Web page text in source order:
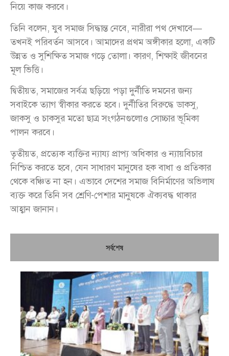
নিয়ে কাজ করবে।
তিনি বলেন, যুব সমাজ সিদ্ধান্ত নেবে, নারীরা পথ দেখাবে—
তখনই পরিবর্তন আসবে। আমাদের প্রথম অঙ্গীকার হলো, একটি
উন্নত ও সুশিক্ষিত সমাজ গড়ে তোলা। কারণ, শিক্ষাই জীবনের
মূল ভিত্তি।
দ্বিতীয়ত, সমাজের সর্বত্র ছড়িয়ে পড়া দুর্নীতি দমনের জন্য
সবাইকে ত্যাগ স্বীকার করতে হবে। দুর্নীতির বিরুদ্ধে ডাকসু,
জাকসু ও চাকসুর মতো ছাত্র সংগঠনগুলোও সোচ্চার ভূমিকা
পালন করবে।
তৃতীয়ত, প্রত্যেক ব্যক্তির ন্যায্য প্রাপ্য অধিকার ও ন্যায়বিচার
নিশ্চিত করতে হবে, যেন সাধারণ মানুষের হক বাধা ও প্রতিকার
থেকে বঞ্চিত না হন। এভাবে দেশের সমাজ বিনির্মাণের অভিলাষ
ব্যক্ত করে তিনি সব শ্রেণি-পেশার মানুষকে ঐক্যবদ্ধ থাকার
আহ্বান জানান।
সর্বশেষ